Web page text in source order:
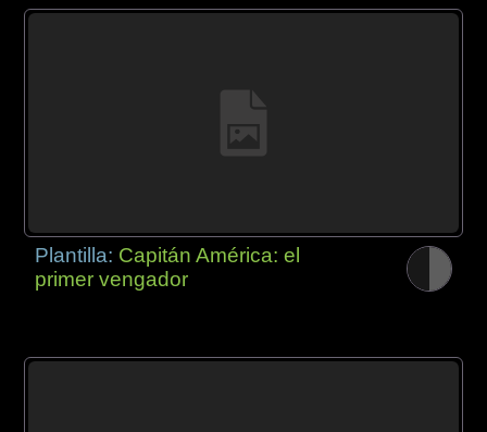
Plantilla: Capitán América: el
primer vengador